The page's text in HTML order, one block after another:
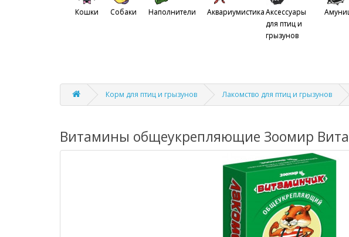
Кошки Собаки Наполнители АквариумистикаАксессуары
для птиц и
грызунов
Корм для птиц и грызунов Лакомство для птиц и грызунов
Витамины общеукрепляющие Зоомир